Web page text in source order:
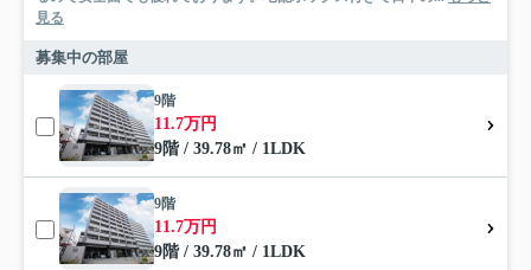
見る
募集中の部屋
9階
11.7万円
9階 / 39.78㎡ / 1LDK
9階
11.7万円
9階 / 39.78㎡ / 1LDK